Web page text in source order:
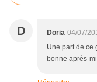
D Doria 04/07/
Une part de ce
bonne après-